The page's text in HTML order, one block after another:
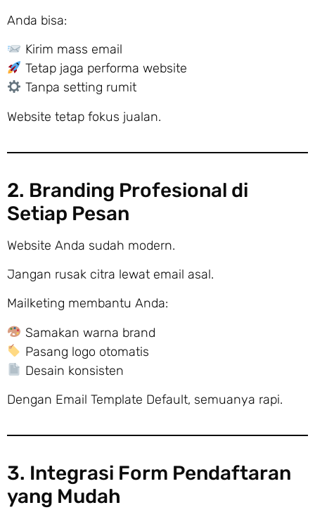
Anda bisa:
Kirim mass email
Tetap jaga performa website
Tanpa setting rumit
Website tetap fokus jualan.
2. Branding Profesional di
Setiap Pesan
Website Anda sudah modern.
Jangan rusak citra lewat email asal.
Mailketing membantu Anda:
Samakan warna brand
Pasang logo otomatis
Desain konsisten
Dengan Email Template Default, semuanya rapi.
3. Integrasi Form Pendaftaran
yang Mudah